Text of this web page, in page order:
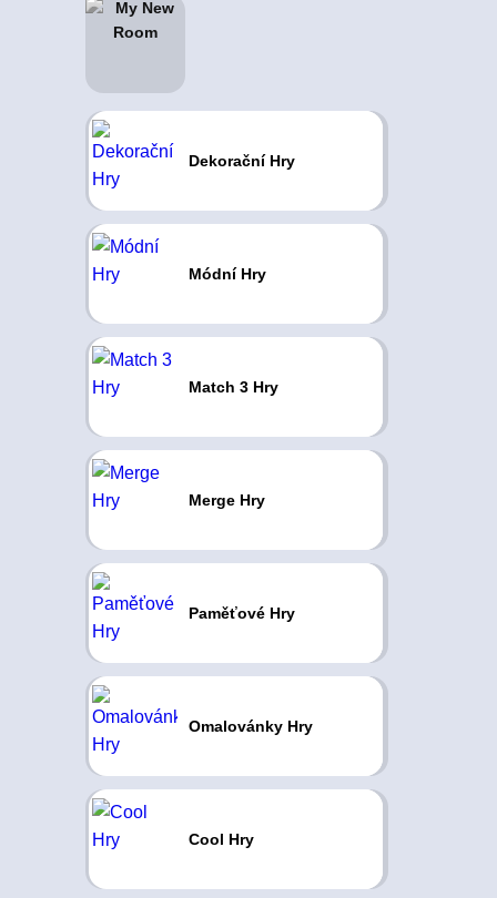
Dekorační Hry
Módní Hry
Match 3 Hry
Merge Hry
Paměťové Hry
Omalovánky Hry
Cool Hry